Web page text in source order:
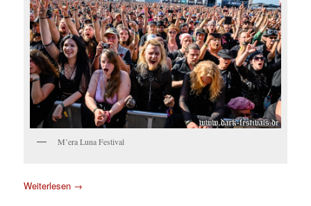
M’era Luna Festival
Weiterlesen →